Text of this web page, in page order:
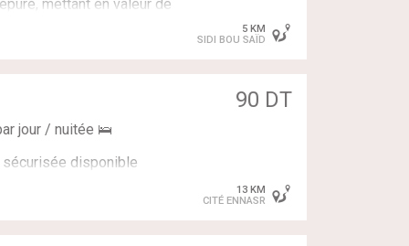
visite, contactez-
538 004
mettant en valeur de
calme et
agrémenté d’une
deux suites
d’eau avec douche à
visite gratuite,
5 KM
SIDI BOU SAÏD
90 DT
jour / nuitée 🛌
sécurisée disponible
spécifique 🛁🎛
13 KM
CITÉ ENNASR